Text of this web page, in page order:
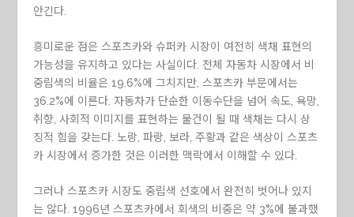
안긴다.
흥미로운 점은 스포츠카와 슈퍼카 시장이 여전히 색채 표현의
가능성을 유지하고 있다는 사실이다. 전체 자동차 시장에서 비
중립색의 비율은 19.6%에 그치지만, 스포츠카 부문에서는
36.2%에 이른다. 자동차가 단순한 이동수단을 넘어 속도, 욕망,
취향, 사회적 이미지를 표현하는 물건이 될 때 색채는 다시 상
징적 힘을 갖는다. 노랑, 파랑, 보라, 주황과 같은 색상이 스포츠
카 시장에서 증가한 것은 이러한 맥락에서 이해할 수 있다.
그러나 스포츠카 시장도 중립색 선호에서 완전히 벗어나 있지
는 않다. 1996년 스포츠카에서 회색의 비중은 약 3%에 불과했